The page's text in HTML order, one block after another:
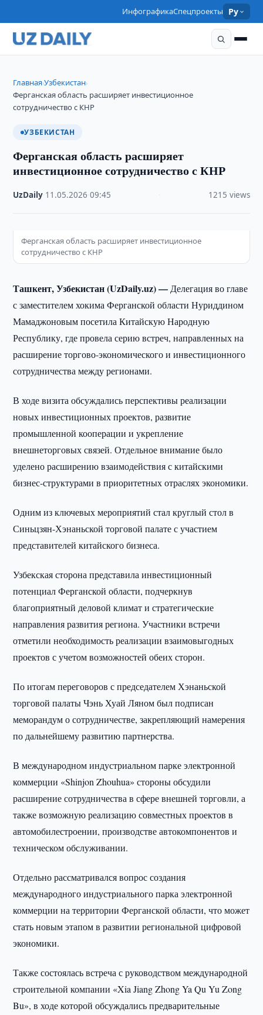
ИнфографикаСпецпроекты Ру
Главная›Узбекистан›
Ферганская область расширяет инвестиционное
сотрудничество с КНР
УЗБЕКИСТАН
Ферганская область расширяет
инвестиционное сотрудничество с КНР
UzDaily 11.05.2026 ·09:45 1215 views
Ферганская область расширяет инвестиционное
сотрудничество с КНР
Ташкент, Узбекистан (UzDaily.uz) —Делегация во главе
с заместителем хокима Ферганской области Нуриддином
Мамаджоновым посетила Китайскую Народную
Республику, где провела серию встреч, направленных на
расширение торгово-экономического и инвестиционного
сотрудничества между регионами.
В ходе визита обсуждались перспективы реализации
новых инвестиционных проектов, развитие
промышленной кооперации и укрепление
внешнеторговых связей. Отдельное внимание было
уделено расширению взаимодействия с китайскими
бизнес-структурами в приоритетных отраслях экономики.
Одним из ключевых мероприятий стал круглый стол в
Синьцзян-Хэнаньской торговой палате с участием
представителей китайского бизнеса.
Узбекская сторона представила инвестиционный
потенциал Ферганской области, подчеркнув
благоприятный деловой климат и стратегические
направления развития региона. Участники встречи
отметили необходимость реализации взаимовыгодных
проектов с учетом возможностей обеих сторон.
По итогам переговоров с председателем Хэнаньской
торговой палаты Чэнь Хуай Ляном был подписан
меморандум о сотрудничестве, закрепляющий намерения
по дальнейшему развитию партнерства.
В международном индустриальном парке электронной
коммерции «Shinjon Zhouhua» стороны обсудили
расширение сотрудничества в сфере внешней торговли, а
также возможную реализацию совместных проектов в
автомобилестроении, производстве автокомпонентов и
техническом обслуживании.
Отдельно рассматривался вопрос создания
международного индустриального парка электронной
коммерции на территории Ферганской области, что может
стать новым этапом в развитии региональной цифровой
экономики.
Также состоялась встреча с руководством международной
строительной компании «Xia Jiang Zhong Ya Qu Yu Zong
Bu», в ходе которой обсуждались предварительные